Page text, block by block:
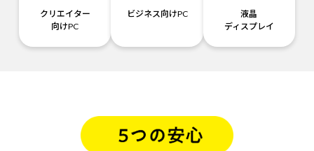
クリエイター
向けPC
ビジネス向けPC
液晶
ディスプレイ